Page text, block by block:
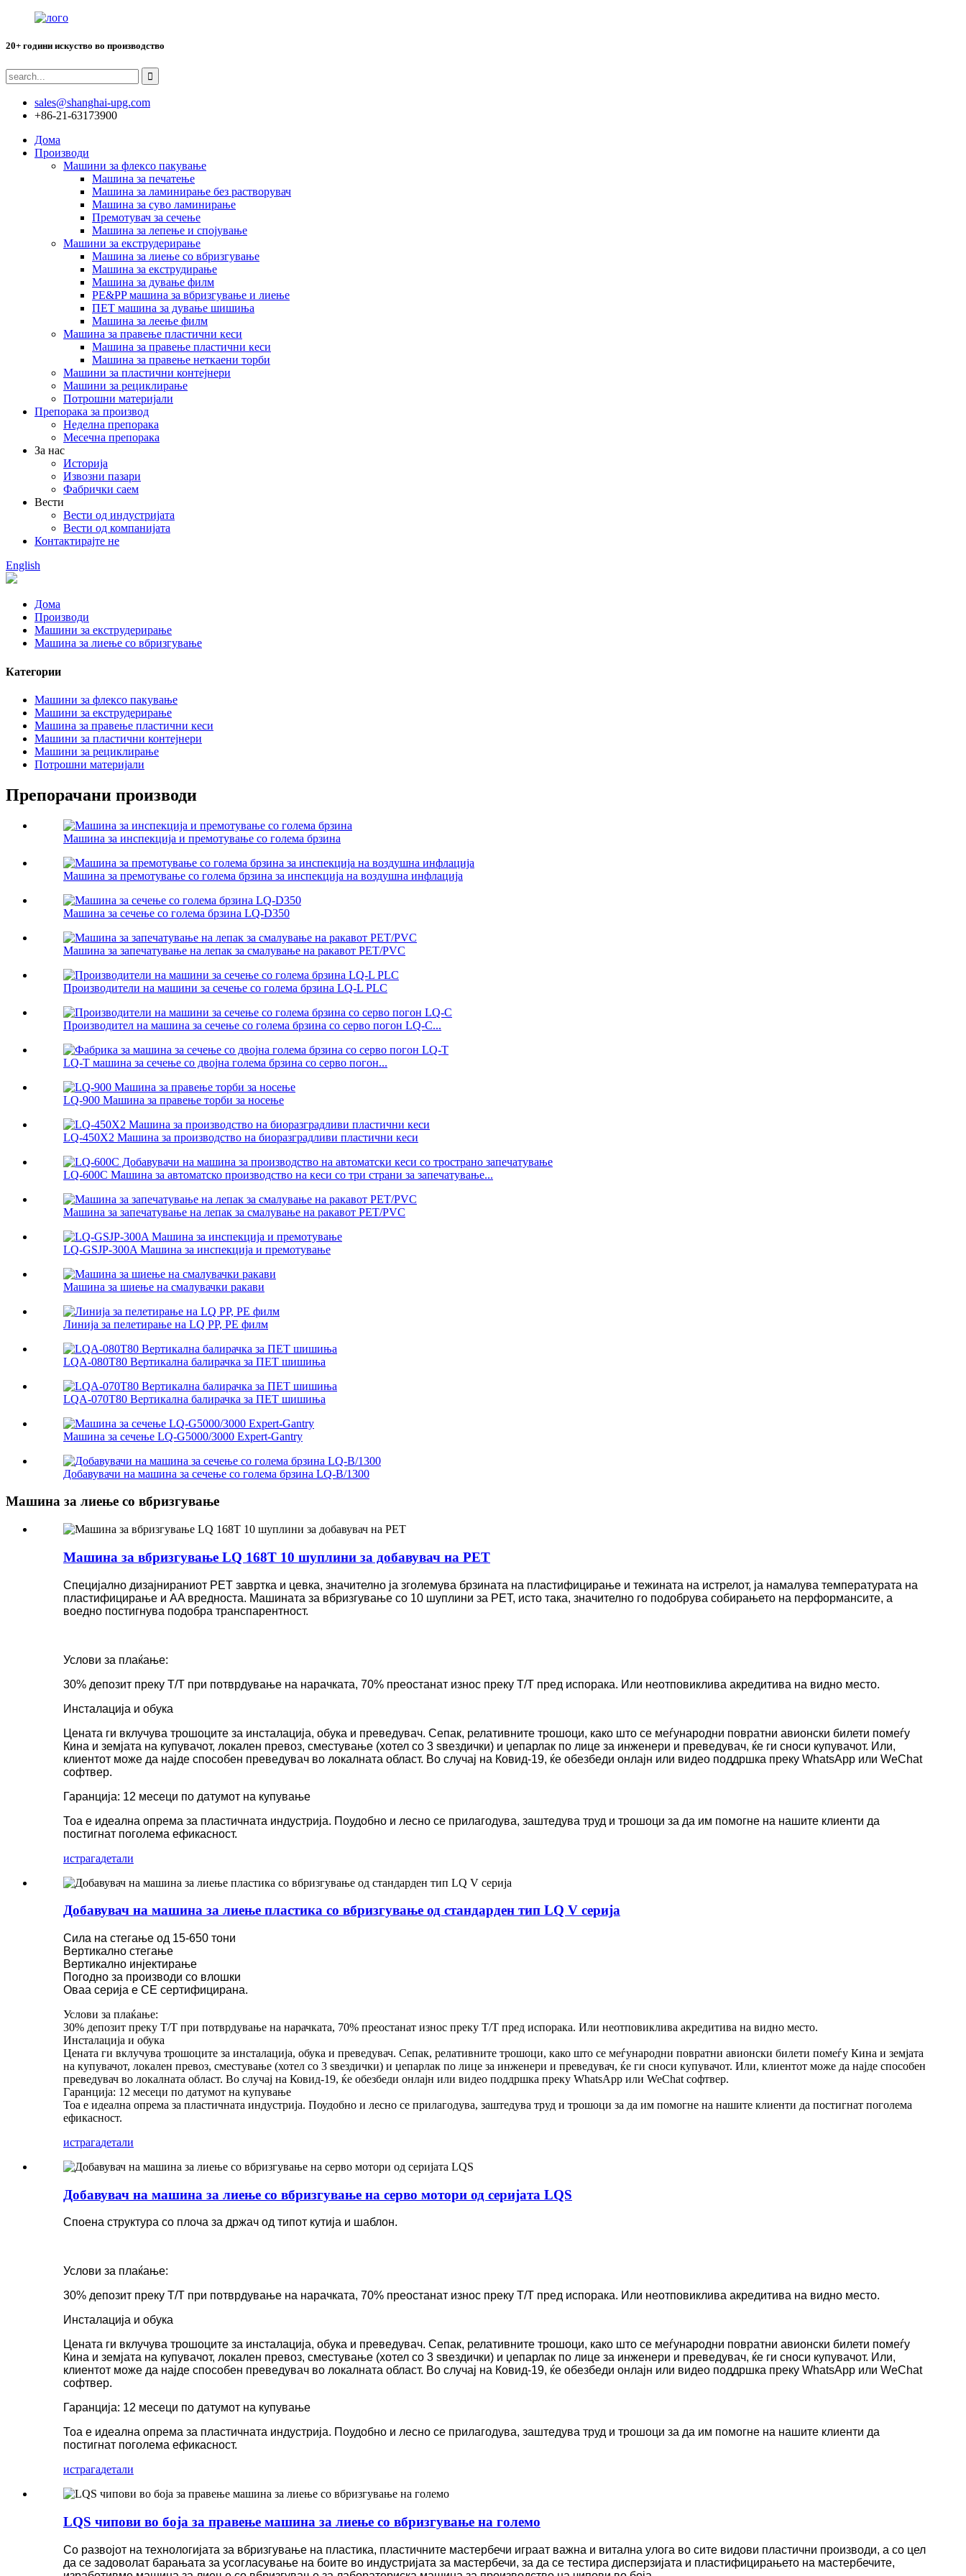
20+ години искуство во производство
sales@shanghai-upg.com
+86-21-63173900
Дома
Производи
Машини за флексо пакување
Машина за печатење
Машина за ламинирање без растворувач
Машина за суво ламинирање
Премотувач за сечење
Машина за лепење и спојување
Машини за екструдерирање
Машина за лиење со вбризгување
Машина за екструдирање
Машина за дување филм
PE&PP машина за вбризгување и лиење
ПЕТ машина за дување шишиња
Машина за леење филм
Машина за правење пластични кеси
Машина за правење пластични кеси
Машина за правење неткаени торби
Машини за пластични контејнери
Машини за рециклирање
Потрошни материјали
Препорака за производ
Неделна препорака
Месечна препорака
За нас
Историја
Извозни пазари
Фабрички саем
Вести
Вести од индустријата
Вести од компанијата
Контактирајте не
English
Дома
Производи
Машини за екструдерирање
Машина за лиење со вбризгување
Категории
Машини за флексо пакување
Машини за екструдерирање
Машина за правење пластични кеси
Машини за пластични контејнери
Машини за рециклирање
Потрошни материјали
Препорачани производи
Машина за инспекција и премотување со голема брзина
Машина за премотување со голема брзина за инспекција на воздушна инфлација
Машина за сечење со голема брзина LQ-D350
Машина за запечатување на лепак за смалување на ракавот PET/PVC
Производители на машини за сечење со голема брзина LQ-L PLC
Производител на машина за сечење со голема брзина со серво погон LQ-C...
LQ-T машина за сечење со двојна голема брзина со серво погон...
LQ-900 Машина за правење торби за носење
LQ-450X2 Машина за производство на биоразградливи пластични кеси
LQ-600C Машина за автоматско производство на кеси со три страни за запечатување...
Машина за запечатување на лепак за смалување на ракавот PET/PVC
LQ-GSJP-300A Машина за инспекција и премотување
Машина за шиење на смалувачки ракави
Линија за пелетирање на LQ PP, PE филм
LQA-080T80 Вертикална балирачка за ПЕТ шишиња
LQA-070T80 Вертикална балирачка за ПЕТ шишиња
Машина за сечење LQ-G5000/3000 Expert-Gantry
Добавувачи на машина за сечење со голема брзина LQ-B/1300
Машина за лиење со вбризгување
Машина за вбризгување LQ 168T 10 шуплини за добавувач на PET
Специјално дизајнираниот PET завртка и цевка, значително ја зголемува брзината на пластифицирање и тежината на истрелот, ја намалува температурата на
пластифицирање и AA вредноста. Машината за вбризгување со 10 шуплини за PET, исто така, значително го подобрува собирањето на перформансите, а
воедно постигнува подобра транспарентност.
Услови за плаќање:
30% депозит преку T/T при потврдување на нарачката, 70% преостанат износ преку T/T пред испорака. Или неотповиклива акредитива на видно место.
Инсталација и обука
Цената ги вклучува трошоците за инсталација, обука и преведувач. Сепак, релативните трошоци, како што се меѓународни повратни авионски билети помеѓу
Кина и земјата на купувачот, локален превоз, сместување (хотел со 3 ѕвездички) и џепарлак по лице за инженери и преведувач, ќе ги сноси купувачот. Или,
клиентот може да најде способен преведувач во локалната област. Во случај на Ковид-19, ќе обезбеди онлајн или видео поддршка преку WhatsApp или WeChat
софтвер.
Гаранција: 12 месеци по датумот на купување
Тоа е идеална опрема за пластичната индустрија. Поудобно и лесно се прилагодува, заштедува труд и трошоци за да им помогне на нашите клиенти да
постигнат поголема ефикасност.
истрагадетали
Добавувач на машина за лиење пластика со вбризгување од стандарден тип LQ V серија
Сила на стегање од 15-650 тони
Вертикално стегање
Вертикално инјектирање
Погодно за производи со влошки
Оваа серија е CE сертифицирана.
Услови за плаќање:
30% депозит преку T/T при потврдување на нарачката, 70% преостанат износ преку T/T пред испорака. Или неотповиклива акредитива на видно место.
Инсталација и обука
Цената ги вклучува трошоците за инсталација, обука и преведувач. Сепак, релативните трошоци, како што се меѓународни повратни авионски билети помеѓу Кина и земјата
на купувачот, локален превоз, сместување (хотел со 3 ѕвездички) и џепарлак по лице за инженери и преведувач, ќе ги сноси купувачот. Или, клиентот може да најде способен
преведувач во локалната област. Во случај на Ковид-19, ќе обезбеди онлајн или видео поддршка преку WhatsApp или WeChat софтвер.
Гаранција: 12 месеци по датумот на купување
Тоа е идеална опрема за пластичната индустрија. Поудобно и лесно се прилагодува, заштедува труд и трошоци за да им помогне на нашите клиенти да постигнат поголема
ефикасност.
истрагадетали
Добавувач на машина за лиење со вбризгување на серво мотори од серијата LQS
Споена структура со плоча за држач од типот кутија и шаблон.
Услови за плаќање:
30% депозит преку T/T при потврдување на нарачката, 70% преостанат износ преку T/T пред испорака. Или неотповиклива акредитива на видно место.
Инсталација и обука
Цената ги вклучува трошоците за инсталација, обука и преведувач. Сепак, релативните трошоци, како што се меѓународни повратни авионски билети помеѓу
Кина и земјата на купувачот, локален превоз, сместување (хотел со 3 ѕвездички) и џепарлак по лице за инженери и преведувач, ќе ги сноси купувачот. Или,
клиентот може да најде способен преведувач во локалната област. Во случај на Ковид-19, ќе обезбеди онлајн или видео поддршка преку WhatsApp или WeChat
софтвер.
Гаранција: 12 месеци по датумот на купување
Тоа е идеална опрема за пластичната индустрија. Поудобно и лесно се прилагодува, заштедува труд и трошоци за да им помогне на нашите клиенти да
постигнат поголема ефикасност.
истрагадетали
LQS чипови во боја за правење машина за лиење со вбризгување на големо
Со развојот на технологијата за вбризгување на пластика, пластичните мастербечи играат важна и витална улога во сите видови пластични производи, а со цел
да се задоволат барањата за усогласување на боите во индустријата за мастербечи, за да се тестира дисперзијата и пластифицирањето на мастербечите,